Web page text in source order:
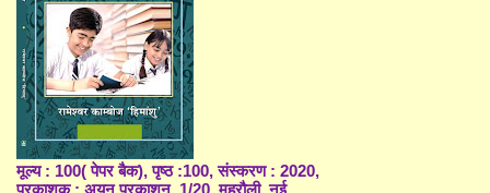
मूल्य : 100( पेपर बैक), पृष्ठ :100, संस्करण : 2020,